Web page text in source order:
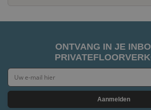
ONTVANG IN JE
Aanmelden